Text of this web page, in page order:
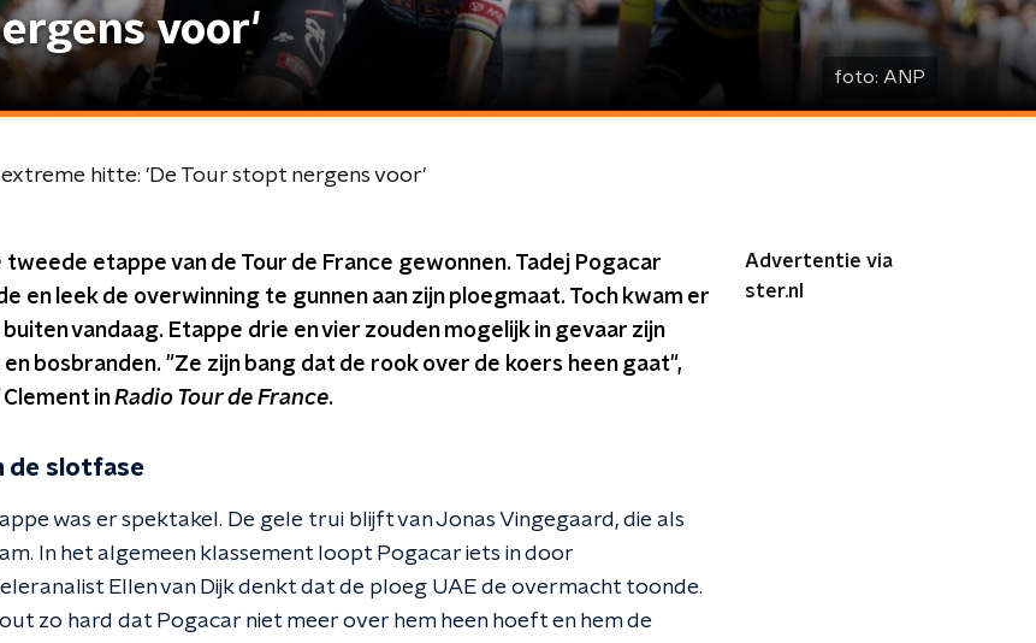
voor'
foto: ANP
hitte: 'De Tour stopt nergens voor'
tweede etappe van de Tour de France gewonnen. Tadej Pogacar
en leek de overwinning te gunnen aan zijn ploegmaat. Toch kwam er
vandaag. Etappe drie en vier zouden mogelijk in gevaar zijn
bosbranden. "Ze zijn bang dat de rook over de koers heen gaat",
inRadio Tour de France.
de slotfase
was er spektakel. De gele trui blijft van Jonas Vingegaard, die als
In het algemeen klassement loopt Pogacar iets in door
Ellen van Dijk denkt dat de ploeg UAE de overmacht toonde.
zo hard dat Pogacar niet meer over hem heen hoeft en hem de
Advertentie via
ster.nl